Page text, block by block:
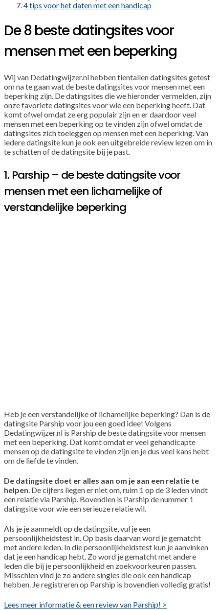
4 tips voor het daten met een handicap
De 8 beste datingsites voor
mensen met een beperking
Wij van Dedatingwijzer.nl hebben tientallen datingsites getest
om na te gaan wat de beste datingsites voor mensen met een
beperking zijn. De datingsites die we hieronder vermelden, zijn
onze favoriete datingsites voor wie een beperking heeft. Dat
komt ofwel omdat ze erg populair zijn en er daardoor veel
mensen met een beperking op te vinden zijn ofwel omdat de
datingsites zich toeleggen op mensen met een beperking. Van
iedere datingsite kun je ook een uitgebreide review lezen om in
te schatten of de datingsite bij je past.
1. Parship – de beste datingsite voor
mensen met een lichamelijke of
verstandelijke beperking
Heb je een verstandelijke of lichamelijke beperking? Dan is de
datingsite Parship voor jou een goed idee! Volgens
Dedatingwijzer.nl is Parship de beste datingsite voor mensen
met een beperking. Dat komt omdat er veel gehandicapte
mensen op de datingsite te vinden zijn en je dus veel kans hebt
om de liefde te vinden.
De datingsite doet er alles aan om je aan een relatie te
helpen. De cijfers liegen er niet om, ruim 1 op de 3 leden vindt
een relatie via Parship. Bovendien is Parship de nummer 1
datingsite voor wie een serieuze relatie wil.
Als je je aanmeldt op de datingsite, vul je een
persoonlijkheidstest in. Op basis daarvan word je gematcht
met andere leden. In die persoonlijkheidstest kun je aanvinken
dat je een handicap hebt. Zo word je gematcht met andere
leden die bij je persoonlijkheid en zoekvoorkeuren passen.
Misschien vind je zo andere singles die ook een handicap
hebben. Je registreren op Parship is bovendien volledig gratis!
Lees meer informatie & een review van Parship! >